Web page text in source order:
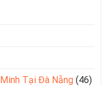
Tại Đà Nẵng (46)